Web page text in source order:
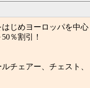
じめヨーロッパを中心
％割引！
チェアー、チェスト、